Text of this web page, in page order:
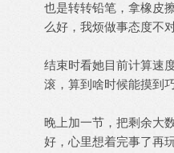
也是转转铅笔，拿橡皮
么好，我烦做事态度不对
结束时看她目前计算速
滚，算到啥时候能摸到
晚上加一节，把剩余大
好，心里想着完事了再